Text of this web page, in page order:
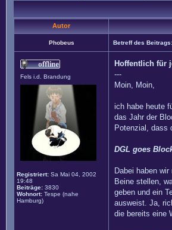
Autor
Phobeus Betreff des Beitrags:
Fels i.d. Brandung
Registriert: Sa Mai 04, 2002
19:48
Beiträge: 3830
Wohnort: Tespe (nahe
Hamburg)
Hoffentlich für
---
Moin, Moin,
ich habe heute
das Jahr der
Potenzial, dass
DGL goes
Dabei haben
Beine stellen,
geben und ein
ausweist. Ja,
die bereits eine